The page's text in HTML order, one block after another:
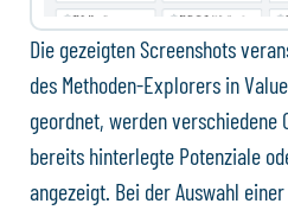
Die gezeigten Screenshots
des Methoden-Explorers in
geordnet, werden verschiedene
bereits hinterlegte Potenziale
angezeigt. Bei der Auswahl